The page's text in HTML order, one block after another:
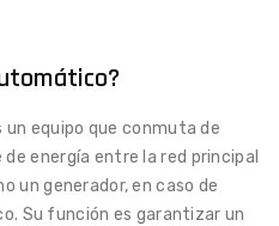
un equipo que conmuta de
energía entre la red principal
un generador, en caso de
Su función es garantizar un